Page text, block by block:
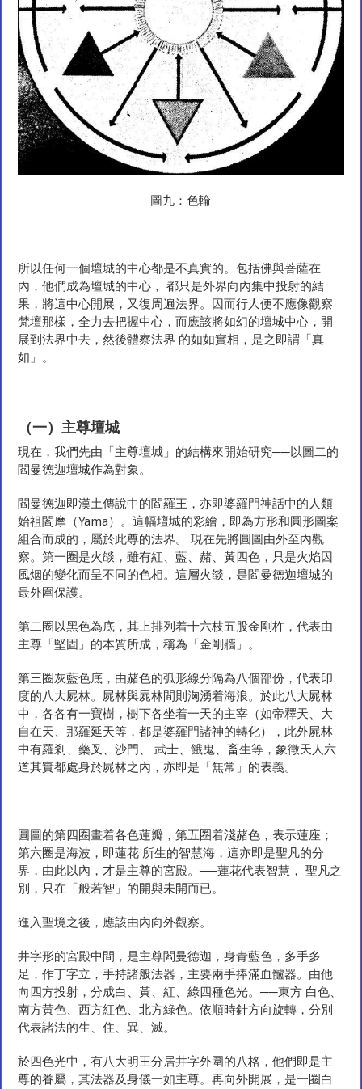
圖九：色輪
所以任何一個壇城的中心都是不真實的。包括佛與菩薩在
內，他們成為壇城的中心， 都只是外界向內集中投射的結
果，將這中心開展，又復周遍法界。因而行人便不應像觀察
梵壇那樣，全力去把握中心，而應該將如幻的壇城中心，開
展到法界中去，然後體察法界 的如如實相，是之即謂「真
如」。
（一）主尊壇城
現在，我們先由「主尊壇城」的結構來開始研究──以圖二的
閻曼德迦壇城作為對象。
閻曼德迦即漢土傳說中的閻羅王，亦即婆羅門神話中的人類
始祖閻摩（Yama）。這幅壇城的彩繪，即為方形和圓形圖案
組合而成的，屬於此尊的法界。 現在先將圓圖由外至內觀
察。第一圈是火燄，雖有紅、藍、赭、黃四色，只是火焰因
風烟的變化而呈不同的色相。這層火燄，是閻曼德迦壇城的
最外圍保護。
第二圈以黑色為底，其上排列着十六枝五股金剛杵，代表由
主尊「堅固」的本質所成，稱為「金剛牆」。
第三圈灰藍色底，由赭色的弧形線分隔為八個部份，代表印
度的八大屍林。屍林與屍林間則洶湧着海浪。於此八大屍林
中，各各有一寶樹，樹下各坐着一天的主宰（如帝釋天、大
自在天、那羅延天等，都是婆羅門諸神的轉化），此外屍林
中有羅剎、藥叉、沙門、 武士、餓鬼、畜生等，象徵天人六
道其實都處身於屍林之內，亦即是「無常」的表義。
圓圖的第四圈畫着各色蓮瓣，第五圈着淺赭色，表示蓮座；
第六圈是海波，即蓮花 所生的智慧海，這亦即是聖凡的分
界，由此以內，才是主尊的宮殿。──蓮花代表智慧， 聖凡之
別，只在「般若智」的開與未開而已。
進入聖境之後，應該由內向外觀察。
井字形的宮殿中間，是主尊閻曼德迦，身青藍色，多手多
足，作丁字立，手持諸般法器，主要兩手捧滿血髗器。由他
向四方投射，分成白、黃、紅、綠四種色光。──東方 白色、
南方黃色、西方紅色、北方綠色。依順時針方向旋轉，分別
代表諸法的生、住、異、滅。
於四色光中，有八大明王分居井字外圍的八格，他們即是主
尊的眷屬，其法器及身儀一如主尊。再向外開展，是一圈白